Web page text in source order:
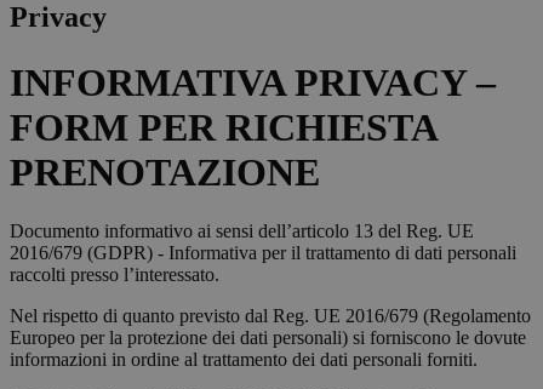
Privacy
INFORMATIVA PRIVACY –
FORM PER RICHIESTA
PRENOTAZIONE
Documento informativo ai sensi dell’articolo 13 del Reg. UE
2016/679 (GDPR) - Informativa per il trattamento di dati personali
raccolti presso l’interessato.
Nel rispetto di quanto previsto dal Reg. UE 2016/679 (Regolamento
Europeo per la protezione dei dati personali) si forniscono le dovute
informazioni in ordine al trattamento dei dati personali forniti.